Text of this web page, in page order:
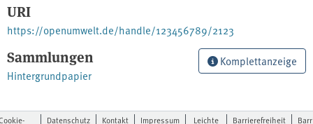
URI
https://openumwelt.de/handle/123456789/2123
Sammlungen
Hintergrundpapier
Komplettanzeige
Datenschutz Kontakt Impressum Leichte Barrierefreiheit